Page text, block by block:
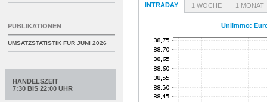
INTRADAY 1 WOCHE 1 MONAT
UniImmo:
PUBLIKATIONEN
UMSATZSTATISTIK FÜR JUNI 2026
HANDELSZEIT
7:30 BIS 22:00 UHR